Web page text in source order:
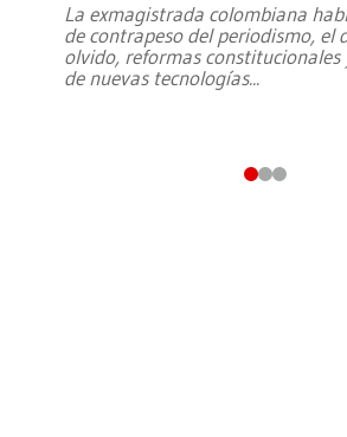
La exmagistrada colombiana
de contrapeso del periodismo, el
olvido, reformas constitucionales
de nuevas tecnologías...